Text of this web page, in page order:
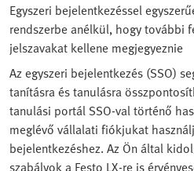
Egyszeri bejelentkezéssel
rendszerbe anélkül, hogy további
jelszavakat kellene megjegyeznie
Az egyszeri bejelentkezés (SSO)
tanításra és tanulásra
tanulási portál SSO-val történő
meglévő vállalati fiókjukat
bejelentkezéshez. Az Ön által
szabályok a Festo LX-re is